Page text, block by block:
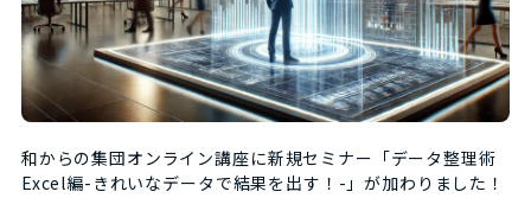
和からの集団オンライン講座に新規セミナー「データ整理術
Excel編-きれいなデータで結果を出す！-」が加わりました！